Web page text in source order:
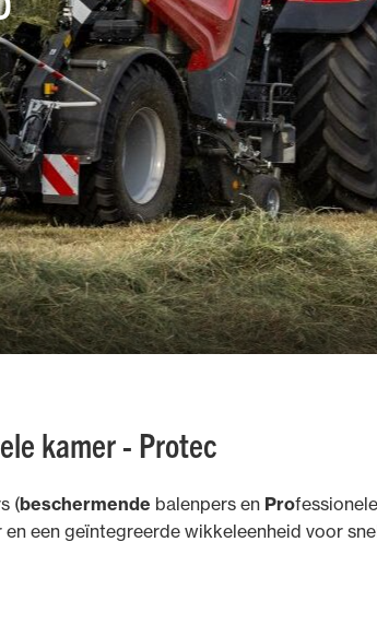
kamer - Protec
(beschermende balenpers en Professionele
een geïntegreerde wikkeleenheid voor